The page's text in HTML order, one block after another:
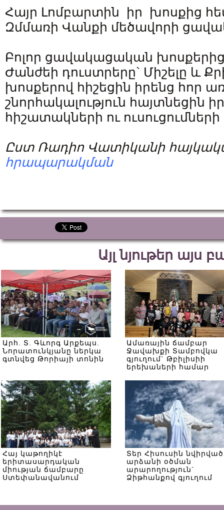
Հայր Լոմբարտին իր խոսքից
Զմմառի Վանքի մեծավորի
Բոլոր ցավակացական խոսքերից
Ժանժեի դուստրերը` Միշելը և
խոսքերով հիշեցին իրենց հոր
շնորհակալություն հայտնեցին
հիշատակների ու
Ըստ Ռադիո Վատիկանի
հրապարակման
Այլ նյութեր այս
Արհ. Տ. Գևորգ Արքեպս.
Նորատունկյանը ներկա
գտնվեց Թորիայի տոնին
Ամառային ճամբար
Ջավախքի Տամբովկա
գյուղում` Թբիլիսիի
երեխաների համար
Հայ կաթողիկէ
երիտասարդական
միության ճամբարը
Ստեփանավանում
Տեր Հիսուսին նվիրված
արձանի օծման
արարողություն`
Ձիթհանքով գյուղում